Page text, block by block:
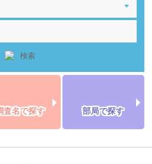
査名で探す 部局で探す